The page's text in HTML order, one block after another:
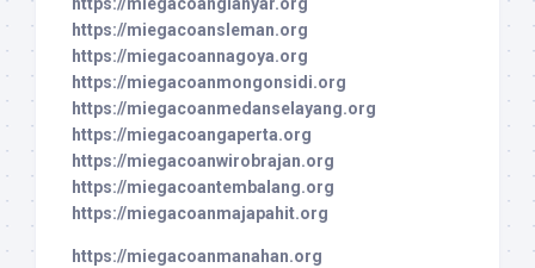
https://miegacoangianyar.org
https://miegacoansleman.org
https://miegacoannagoya.org
https://miegacoanmongonsidi.org
https://miegacoanmedanselayang.org
https://miegacoangaperta.org
https://miegacoanwirobrajan.org
https://miegacoantembalang.org
https://miegacoanmajapahit.org
https://miegacoanmanahan.org